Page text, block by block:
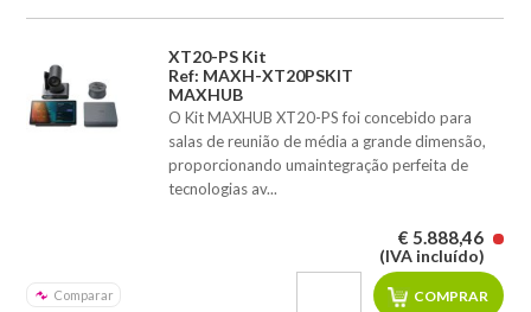
XT20-PS Kit
Ref: MAXH-XT20PSKIT
MAXHUB
O Kit MAXHUB XT20-PS foi concebido para
salas de reunião de média a grande dimensão,
proporcionando umaintegração perfeita de
tecnologias av...
Comparar
€ 5.888,46
(IVA incluído)